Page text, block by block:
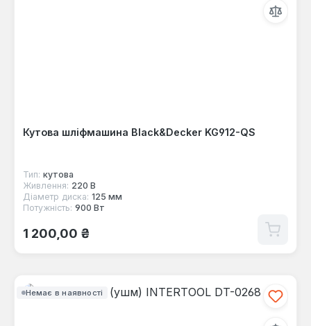
Кутова шліфмашина Black&Decker KG912-QS
Тип: кутова
Живлення: 220 В
Діаметр диска: 125 мм
Потужність: 900 Вт
Звичайна ціна:
1 200,00 ₴
Немає в наявності